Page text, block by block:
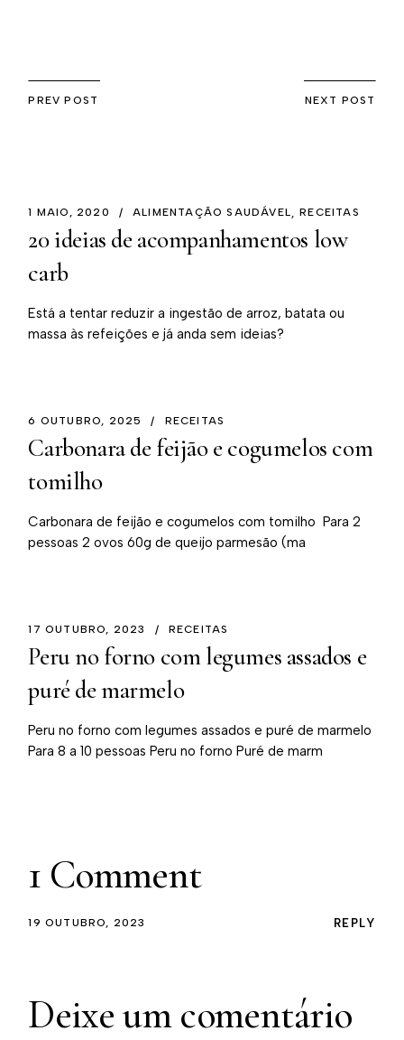
PREV POST NEXT POST
1 MAIO, 2020 ALIMENTAÇÃO SAUDÁVEL RECEITAS
20 ideias de acompanhamentos low
carb
Está a tentar reduzir a ingestão de arroz, batata ou
massa às refeições e já anda sem ideias?
6 OUTUBRO, 2025 RECEITAS
Carbonara de feijão e cogumelos com
tomilho
Carbonara de feijão e cogumelos com tomilho Para 2
pessoas 2 ovos 60g de queijo parmesão (ma
17 OUTUBRO, 2023 RECEITAS
Peru no forno com legumes assados e
puré de marmelo
Peru no forno com legumes assados e puré de marmelo
Para 8 a 10 pessoas Peru no forno Puré de marm
1 Comment
19 OUTUBRO, 2023 REPLY
Deixe um comentário